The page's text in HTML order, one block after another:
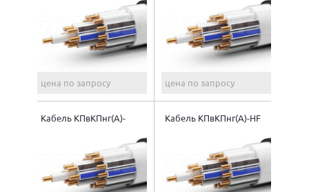
цена по запросу цена по запросу
Кабель КПвКПнг(A)-
Кабель КПвКПнг(A)-HF